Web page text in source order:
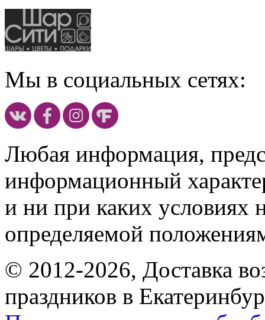
Мы в социальных сетях:
Любая информация,
информационный
и ни при каких условиях
определяемой
© 2012-2026, Доставка
праздников в